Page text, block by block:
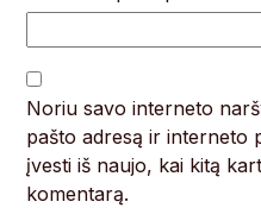
Noriu savo interneto
pašto adresą ir interneto
įvesti iš naujo, kai kitą
komentarą.